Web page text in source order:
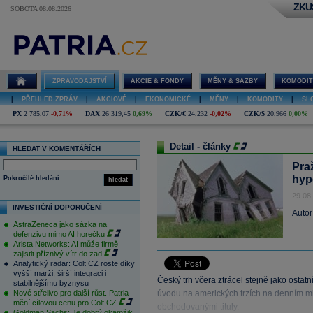
SOBOTA 08.08.2026
ZPRAVODAJSTVÍ AKCIE & FONDY MĚNY & SAZBY
PŘEHLED ZPRÁV AKCIOVÉ EKONOMICKÉ MĚNY KOMODITY
PX 2 785,07 -0,71% DAX 26 319,45 0,69% CZK/€ 24,232 -0,02% CZK/$ 20,966 0,00%
HLEDAT V KOMENTÁŘÍCH
hledat
Pokročilé hledání
INVESTIČNÍ DOPORUČENÍ
AstraZeneca jako sázka na
defenzivu mimo AI horečku
Arista Networks: AI může firmě
zajistit příznivý vítr do zad
Analytický radar: Colt CZ roste díky
vyšší marži, širší integraci i
stabilnějšímu byznysu
Nové střelivo pro další růst. Patria
mění cílovou cenu pro Colt CZ
Detail - články
Český trh včera ztrácel stejně jako
úvodu na amerických trzích na denním
obchodovanými tituly.